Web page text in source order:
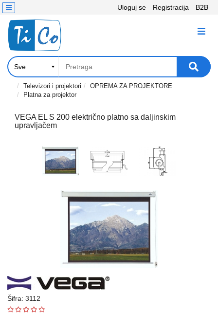
Uloguj se Registracija B2B
KATEGORIJE
Računari,
Komponente
Laptop
Televizori
Telefoni
oprema
Kontakt
Televizori i projektori
OPREMA ZA PROJEKTORE
Platna za projektor
VEGA EL S 200 električno platno sa daljinskim
upravljačem
Šifra: 3112